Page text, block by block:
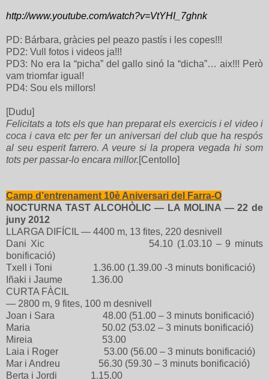
http://www.youtube.com/watch?v=VtYHI_7ghnk
PD: Bárbara, gràcies pel peazo pastís i les copes!!!
PD2: Vull fotos i videos ja!!!
PD3: No era la “picha” del gallo sinó la “dicha”… aix!!! Però
vam triomfar igual!
PD4: Sou els millors!
[Dudu]
Felicitats a tots els que han preparat els exercicis i el video i
coca i cava etc per fer un aniversari del club que ha respós
al seu esperit farrero. A veure si la propera vegada hi som
tots per passar-lo encara millor.[Centollo]
Camp d’entrenament 10è Aniversari del Farra-O
NOCTURNA TAST ALCOHÒLIC — LA MOLINA — 22 de
juny 2012
LLARGA DIFÍCIL — 4400 m, 13 fites, 220 desnivell
Dani Xic 54.10 (1.03.10 – 9 minuts
bonificació)
Txell i Toni 1.36.00 (1.39.00 -3 minuts bonificació)
Iñaki i Jaume 1.36.00
CURTA FÀCIL
— 2800 m, 9 fites, 100 m desnivell
Joan i Sara 48.00 (51.00 – 3 minuts bonificació)
Maria 50.02 (53.02 – 3 minuts bonificació)
Mireia 53.00
Laia i Roger 53.00 (56.00 – 3 minuts bonificació)
Mar i Andreu 56.30 (59.30 – 3 minuts bonificació)
Berta i Jordi 1.15.00